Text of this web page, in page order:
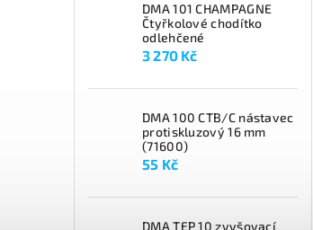
DMA 101 CHAMPAGNE
Čtyřkolové chodítko
odlehčené
3 270 Kč
DMA 100 CTB/C nástavec
protiskluzový 16 mm
(71600)
55 Kč
DMA TEP 10 zvyšovací